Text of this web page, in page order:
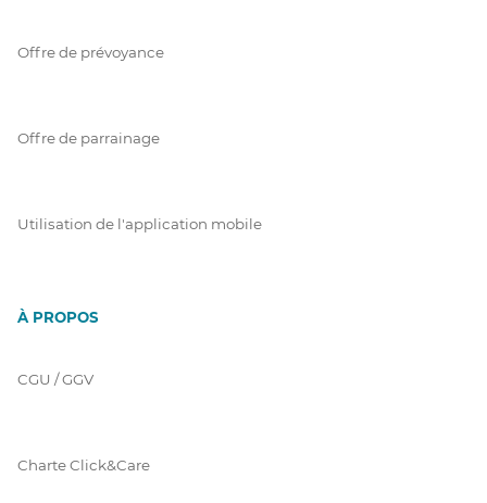
Offre de prévoyance
Offre de parrainage
Utilisation de l'application mobile
À PROPOS
CGU / GGV
Charte Click&Care